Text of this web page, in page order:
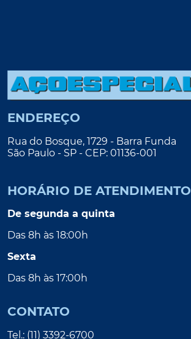
ENDEREÇO
Rua do Bosque, 1729 - Barra Funda
São Paulo - SP - CEP: 01136-001
HORÁRIO DE ATENDIMENTO
De segunda a quinta
Das 8h às 18:00h
Sexta
Das 8h às 17:00h
CONTATO
Tel.: (11) 3392-6700